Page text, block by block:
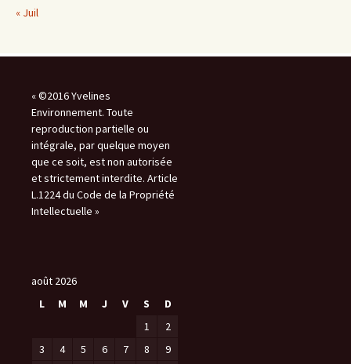
« Juil
« ©2016 Yvelines
Environnement. Toute
reproduction partielle ou
intégrale, par quelque moyen
que ce soit, est non autorisée
et strictement interdite. Article
L.1224 du Code de la Propriété
Intellectuelle »
août 2026
L
M M J V S
D
1
2
3
4 5 6 7 8
9